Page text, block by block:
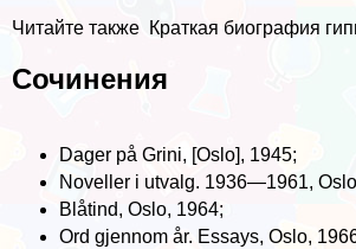
Читайте также Краткая биография
Сочинения
Dager på Grini, [Oslo], 1945;
Noveller i utvalg. 1936—1961,
Blåtind, Oslo, 1964;
Ord gjennom år. Essays, Oslo,